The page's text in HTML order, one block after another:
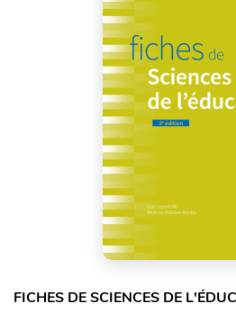
FICHES DE SCIENCES DE